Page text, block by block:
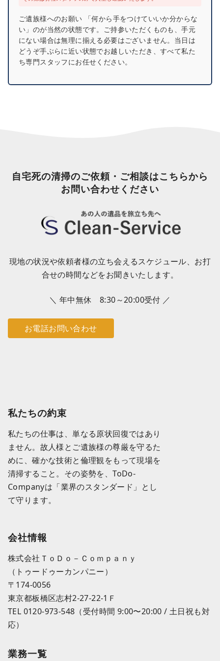
ご遺族様へのお願い 「何から手をつけていいか分からな
い」のが当然の状態です。ご持参いただくものも、手元
にない場合は無理に揃える必要はございません。当日は
どうぞ手ぶらに近い状態でお越しいただき、すべて私た
ち専門スタッフにお任せください。
自宅死の清掃のご依頼・ご相談はこちらから
お問い合わせください
現地の状況や依頼者様の立ち会えるスケジュール、お打
合せの時間などをお聞きいたします。
＼ 年中無休 8:30～20:00受付 ／
お電話お問い合わせ
私たちの約束
私たちの仕事は、単なる原状回復ではあり
ません。故人様とご遺族様の尊厳を守るた
めに、確かな技術と倫理観をもって現場を
清掃すること。その姿勢を、ToDo-
Companyは「業界のスタンダード」とし
て守ります。
会社情報
株式会社ＴｏＤｏ－Ｃｏｍｐａｎｙ
（トゥードゥーカンパニー）
〒174-0056
東京都板橋区志村2-27-22-1Ｆ
TEL 0120-973-548（受付時間 9:00〜20:00 / 土日祝も対
応）
業務一覧